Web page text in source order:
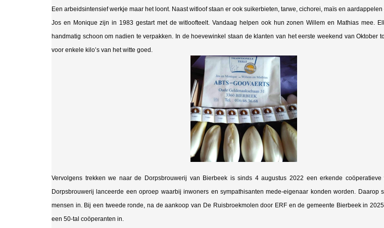
Een arbeidsintensief werkje maar het loont. Naast witloof staan er ook suikerbieten, tarwe, cichorei, maïs en
Jos en Monique zijn in 1983 gestart met de witloofteelt. Vandaag helpen ook hun zonen Willem en Mathias mee.
handmatig schoon om nadien te verpakken. In de hoevewinkel staan de klanten van het eerste weekend van Oktober
voor enkele kilo’s van het witte goed.
Vervolgens trekken we naar de Dorpsbrouwerij van Bierbeek is sinds 4 augustus 2022 een erkende coöperatieve
Dorpsbrouwerij lanceerde een oproep waarbij inwoners en sympathisanten mede-eigenaar konden worden. Daarop
mensen in. Bij een tweede ronde, na de aankoop van De Ruisbroekmolen door ERF en de gemeente Bierbeek in
een 50-tal coöperanten in.